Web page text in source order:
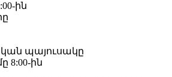
ին
պայուսակը
8:00-ին